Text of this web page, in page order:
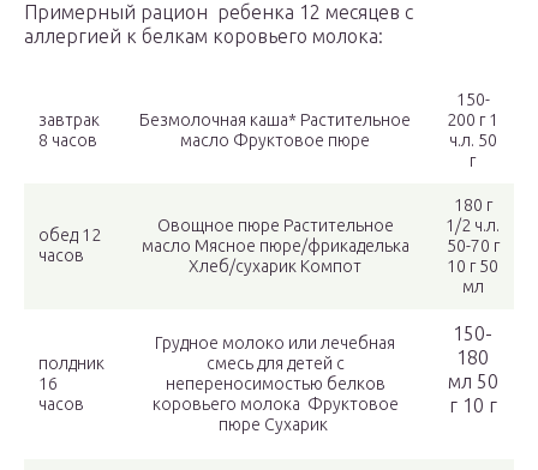
Примерный рацион ребенка 12 месяцев с
аллергией к белкам коровьего молока:
завтрак
8 часов
Безмолочная каша* Растительное
масло Фруктовое пюре
150-
200 г 1
ч.л. 50
г
обед 12
часов
Овощное пюре Растительное
масло Мясное пюре/фрикаделька
Хлеб/сухарик Компот
180 г
1/2 ч.л.
50-70 г
10 г 50
мл
полдник
16
часов
Грудное молоко или лечебная
смесь для детей с
непереносимостью белков
коровьего молока Фруктовое
пюре Сухарик
150-
180
мл 50
г 10 г